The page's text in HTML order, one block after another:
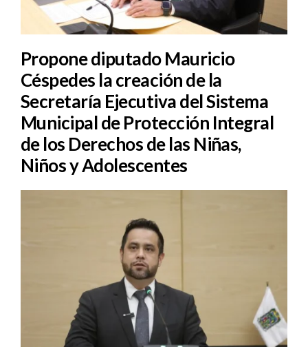
Propone diputado Mauricio
Céspedes la creación de la
Secretaría Ejecutiva del Sistema
Municipal de Protección Integral
de los Derechos de las Niñas,
Niños y Adolescentes